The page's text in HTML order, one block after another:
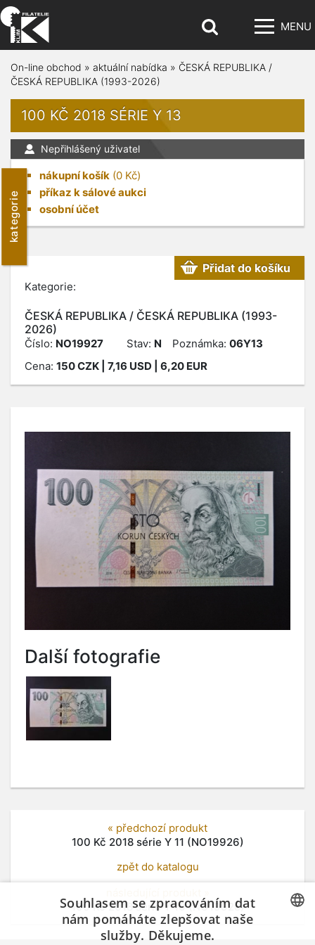
MENU
kategorie
On-line obchod » aktuální nabídka » ČESKÁ REPUBLIKA /
ČESKÁ REPUBLIKA (1993-2026)
100 KČ 2018 SÉRIE Y 13
Nepřihlášený uživatel
nákupní košík (0 Kč)
příkaz k sálové aukci
osobní účet
Kategorie:
ČESKÁ REPUBLIKA / ČESKÁ REPUBLIKA (1993-
2026)
Přidat do košíku
Číslo: NO19927 Stav: N Poznámka: 06Y13
Cena: 150CZK | 7,16 USD | 6,20 EUR
Další fotografie
« předchozí produkt
100 Kč 2018 série Y 11 (NO19926)
zpět do katalogu
100 Kč 2018 série Y 10 (NO19928)
Souhlasem se zpracováním dat
nám pomáháte zlepšovat naše
služby. Děkujeme.